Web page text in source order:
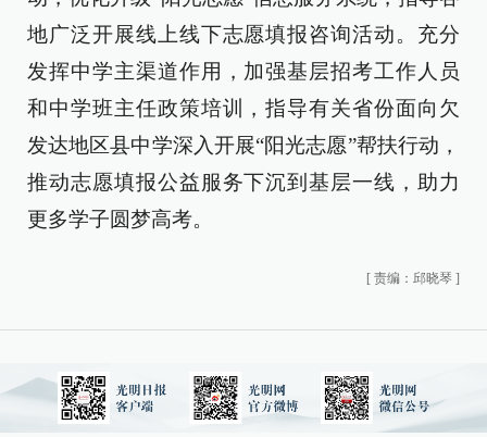
地广泛开展线上线下志愿填报咨询活动。充分
发挥中学主渠道作用，加强基层招考工作人员
和中学班主任政策培训，指导有关省份面向欠
发达地区县中学深入开展“阳光志愿”帮扶行动，
推动志愿填报公益服务下沉到基层一线，助力
更多学子圆梦高考。
[ 责编：邱晓琴 ]